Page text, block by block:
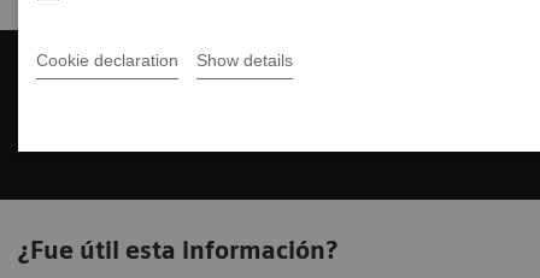
Cookie declaration Show details
¿Fue útil esta información?